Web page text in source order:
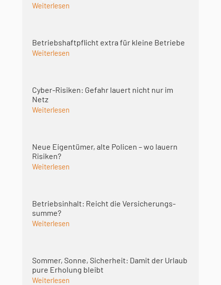
Weiterlesen
Betriebshaft­pflicht extra für kleine Betriebe
Weiterlesen
Cyber-Risiken: Gefahr lauert nicht nur im
Netz
Weiterlesen
Neue Eigentümer, alte Policen – wo lauern
Risiken?
Weiterlesen
Betriebsinhalt: Reicht die Versicherungs­
summe?
Weiterlesen
Sommer, Sonne, Sicherheit: Damit der Urlaub
pure Erholung bleibt
Weiterlesen